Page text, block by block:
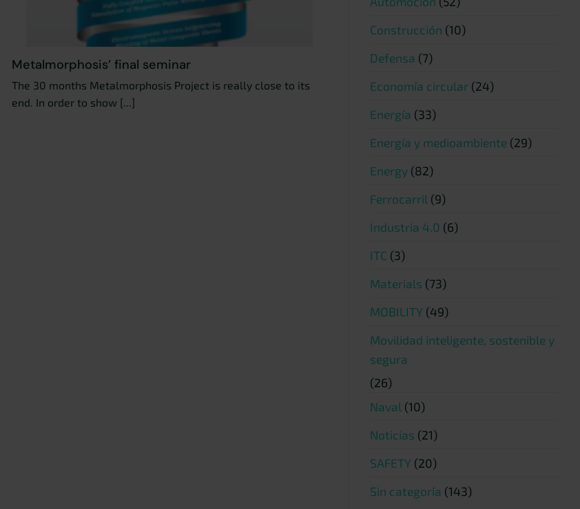
Metalmorphosis’ final seminar
The 30 months Metalmorphosis Project is really close to its
end. In order to show [...]
Construcción (10)
Defensa (7)
Economía circular (24)
Energía (33)
Energía y medioambiente (29)
Energy (82)
Ferrocarril (9)
Industria 4.0 (6)
ITC (3)
Materials (73)
MOBILITY (49)
Movilidad inteligente, sostenible y
segura
(26)
Naval (10)
Noticias (21)
SAFETY (20)
Sin categoría (143)